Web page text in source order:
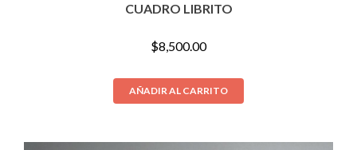
CUADRO LIBRITO
$8,500.00
AÑADIR AL CARRITO